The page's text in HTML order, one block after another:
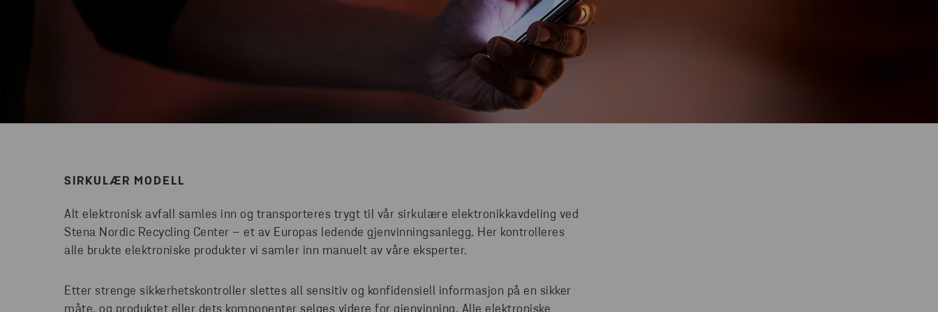
SIRKULÆR MODELL
Alt elektronisk avfall samles inn og transporteres trygt til vår sirkulære elektronikkavdeling ved
Stena Nordic Recycling Center – et av Europas ledende gjenvinningsanlegg. Her kontrolleres
alle brukte elektroniske produkter vi samler inn manuelt av våre eksperter.
Etter strenge sikkerhetskontroller slettes all sensitiv og konfidensiell informasjon på en sikker